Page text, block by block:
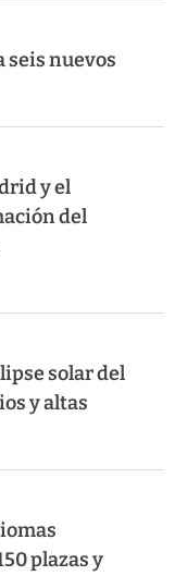
seis nuevos
y el
del
solar del
y altas
plazas y